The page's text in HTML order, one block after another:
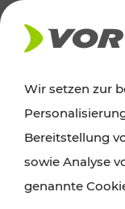
AKTUELLES
Wien,
Wir setzen zur
Bereitstellung
sowie Analyse
genannte